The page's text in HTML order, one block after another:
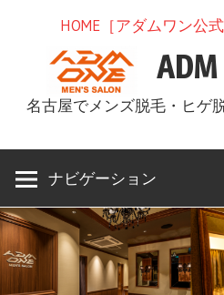
へ
ッ
プ
HOME［アダムワン公式
ADM
名古屋でメンズ脱毛・ヒゲ
ナビゲーション